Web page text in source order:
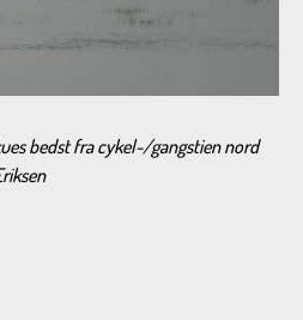
bedst fra cykel-/gangstien nord